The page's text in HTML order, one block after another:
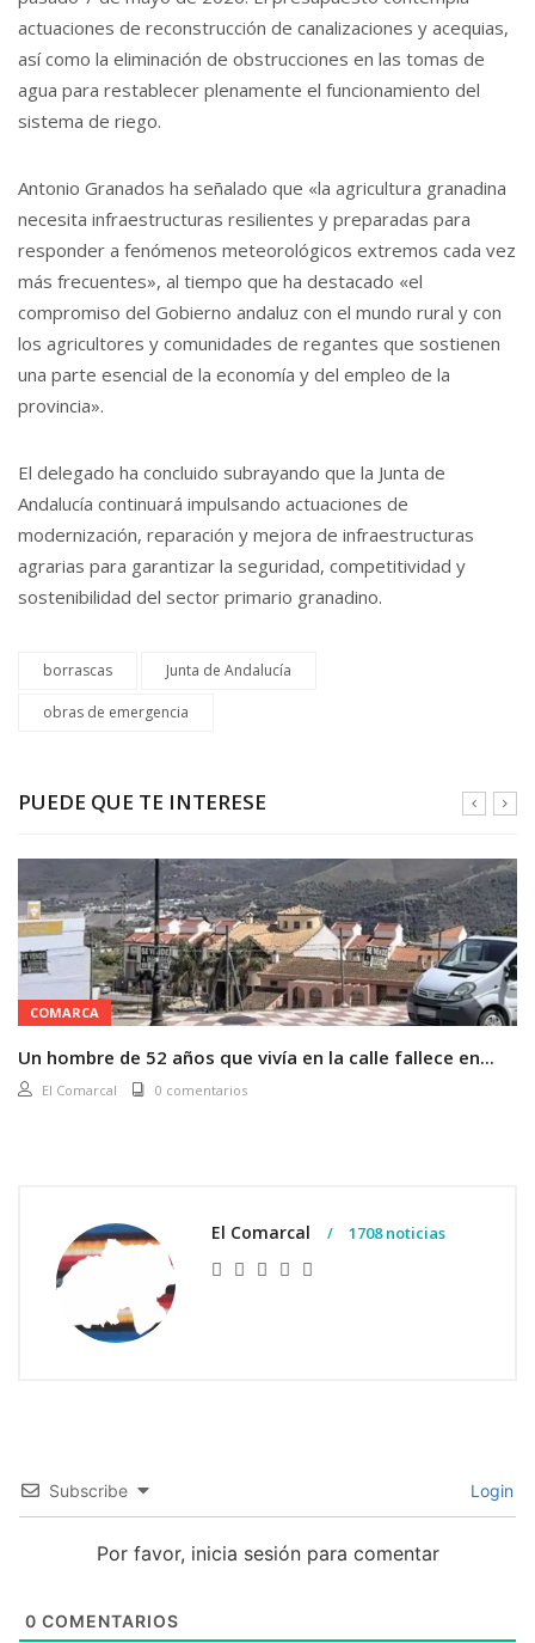
actuaciones de reconstrucción de canalizaciones y acequias,
así como la eliminación de obstrucciones en las tomas de
agua para restablecer plenamente el funcionamiento del
sistema de riego.
Antonio Granados ha señalado que «la agricultura granadina
necesita infraestructuras resilientes y preparadas para
responder a fenómenos meteorológicos extremos cada vez
más frecuentes», al tiempo que ha destacado «el
compromiso del Gobierno andaluz con el mundo rural y con
los agricultores y comunidades de regantes que sostienen
una parte esencial de la economía y del empleo de la
provincia».
El delegado ha concluido subrayando que la Junta de
Andalucía continuará impulsando actuaciones de
modernización, reparación y mejora de infraestructuras
agrarias para garantizar la seguridad, competitividad y
sostenibilidad del sector primario granadino.
borrascas Junta de Andalucía
obras de emergencia
PUEDE QUE TE INTERESE
COMARCA
Un hombre de 52 años que vivía en la calle fallece en...
El Comarcal 0 comentarios
El Comarcal 1708 noticias
Subscribe Login
Por favor, inicia sesión para comentar
0 COMENTARIOS